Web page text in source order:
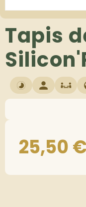
Tapis
25,50€